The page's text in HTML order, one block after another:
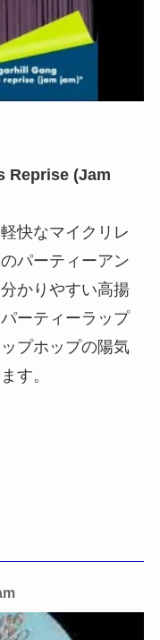
Reprise (Jam
快なマイクリレ
パーティーアン
かりやすい高揚
ーティーラップ
プホップの陽気
す。